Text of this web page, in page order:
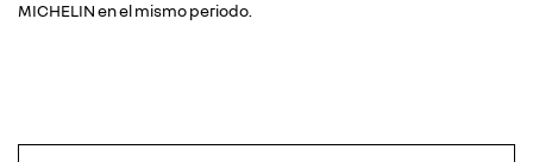
MICHELIN en el mismo periodo.